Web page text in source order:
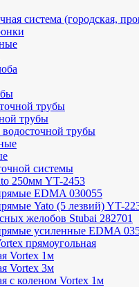
система (городская,
трубы
трубы
трубы
системы
250мм YT-2453
EDMA 030055
Yato (5 лезвий) YT-
желобов Stubai 282701
усиленные EDMA
прямоугольная
Vortex 1м
Vortex 3м
с коленом Vortex 1м